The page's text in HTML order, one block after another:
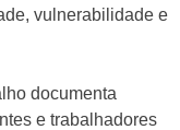
vulnerabilidade e
documenta
e trabalhadores